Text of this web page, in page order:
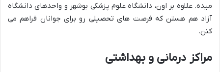
میده. علاوه بر اون، دانشگاه علوم پزشکی بوشهر و واحدهای دانشگاه
آزاد هم هستن که فرصت های تحصیلی رو برای جوانان فراهم می
کنن.
مراکز درمانی و بهداشتی